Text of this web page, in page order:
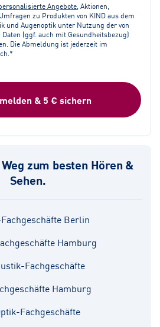
Angebote , Aktionen,
zu Produkten von KIND aus dem
und Augenoptik unter Nutzung der von
(ggf. auch mit Gesundheitsbezug)
Die Abmeldung ist jederzeit im
& 5 € sichern
zum besten Hören &
Sehen.
Berlin
Hamburg
Fachgeschäfte
Hamburg
Fachgeschäfte